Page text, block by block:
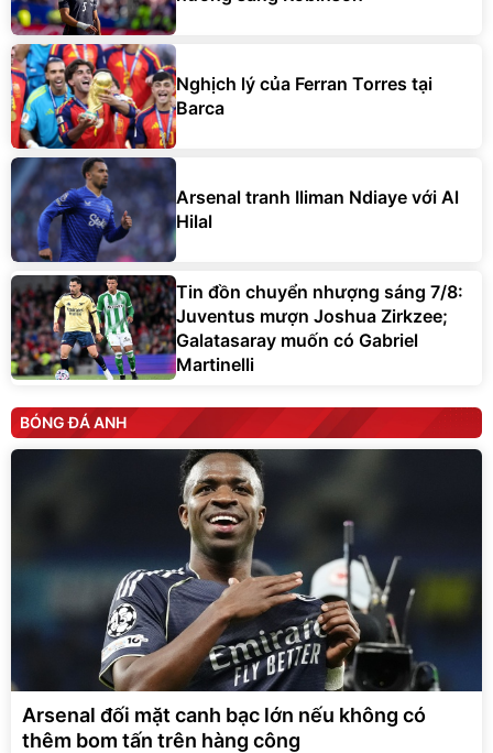
Nghịch lý của Ferran Torres tại
Barca
Arsenal tranh Iliman Ndiaye với Al
Hilal
Tin đồn chuyển nhượng sáng 7/8:
Juventus mượn Joshua Zirkzee;
Galatasaray muốn có Gabriel
Martinelli
BÓNG ĐÁ ANH
Arsenal đối mặt canh bạc lớn nếu không có
thêm bom tấn trên hàng công